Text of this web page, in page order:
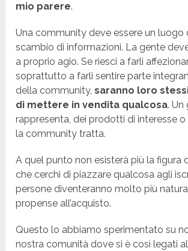
mio parere.
Una community deve essere un luogo
scambio di informazioni. La gente
a proprio agio. Se riesci a farli
soprattutto a farli sentire parte
della community,saranno loro
di mettere in vendita qualcosa. Un
rappresenta, dei prodotti di interesse o
la community tratta.
A quel punto non esisterà più la figura
che cerchi di piazzare qualcosa agli
persone diventeranno molto più
propense all’acquisto.
Questo lo abbiamo sperimentato su
nostra comunità dove si è così legati